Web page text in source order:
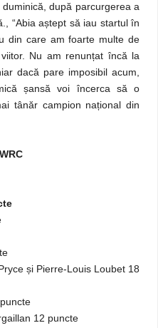
după parcurgerea a
“Abia aștept să iau startul în
din care am foarte multe de
Nu am renunțat încă la
dacă pare imposibil acum,
șansă voi încerca să o
tânăr campion național din
și Pierre-Louis Loubet 18
12 puncte